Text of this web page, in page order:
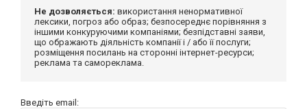
Не дозволяється: використання ненормативної
лексики, погроз або образ; безпосереднє порівняння з
іншими конкуруючими компаніями; безпідставні заяви,
що ображають діяльність компанії і / або її послуги;
розміщення посилань на сторонні інтернет-ресурси;
реклама та самореклама.
Введіть email: